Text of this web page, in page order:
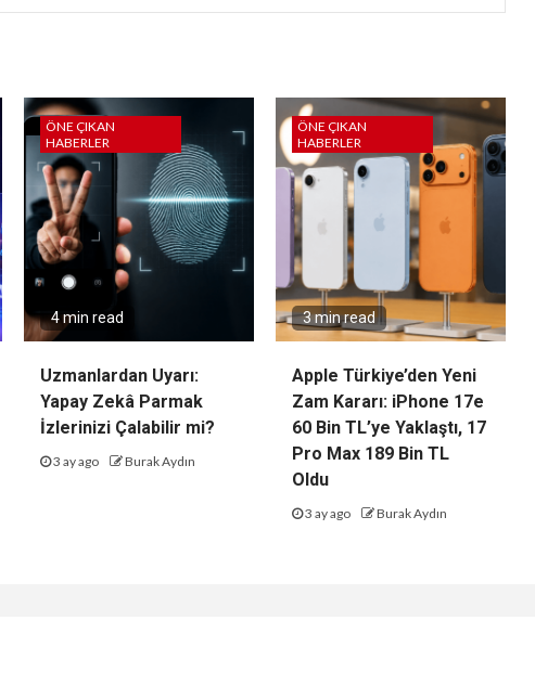
ÖNE ÇIKAN
HABERLER
4 min read
Uzmanlardan Uyarı:
Yapay Zekâ Parmak
İzlerinizi Çalabilir mi?
3 ay ago Burak Aydın
ÖNE ÇIKAN
HABERLER
3 min read
Apple Türkiye’den Yeni
Zam Kararı: iPhone 17e
60 Bin TL’ye Yaklaştı, 17
Pro Max 189 Bin TL
Oldu
3 ay ago Burak Aydın